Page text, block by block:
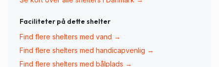
Faciliteter på dette shelter
Find flere shelters med vand →
Find flere shelters med handicapvenlig →
Find flere shelters med bålplads →